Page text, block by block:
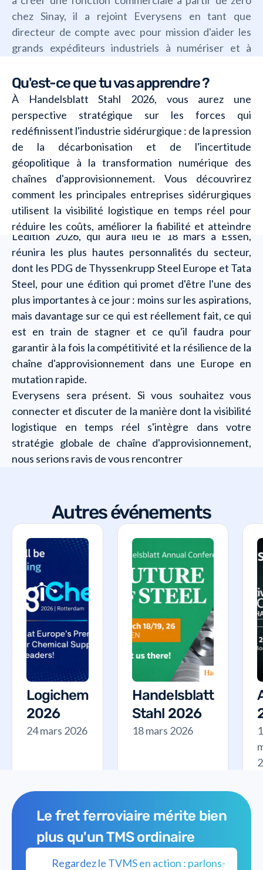
chez Sinay, il a rejoint Everysens en tant que
directeur de compte avec pour mission d'aider les
grands expéditeurs industriels à numériser et à
Qu'est-ce que tu vas apprendre ?
À Handelsblatt Stahl 2026, vous aurez une
perspective stratégique sur les forces qui
redéfinissent l'industrie sidérurgique : de la pression
de la décarbonisation et de l'incertitude
géopolitique à la transformation numérique des
chaînes d'approvisionnement. Vous découvrirez
comment les principales entreprises sidérurgiques
utilisent la visibilité logistique en temps réel pour
réduire les coûts, améliorer la fiabilité et atteindre
leurs objectifs de développement durable.
L'édition 2026, qui aura lieu le 18 mars à Essen,
réunira les plus hautes personnalités du secteur,
dont les PDG de Thyssenkrupp Steel Europe et Tata
Steel, pour une édition qui promet d'être l'une des
plus importantes à ce jour : moins sur les aspirations,
mais davantage sur ce qui est réellement fait, ce qui
est en train de stagner et ce qu'il faudra pour
garantir à la fois la compétitivité et la résilience de la
chaîne d'approvisionnement dans une Europe en
mutation rapide.
Everysens sera présent. Si vous souhaitez vous
connecter et discuter de la manière dont la visibilité
logistique en temps réel s'intègre dans votre
stratégie globale de chaîne d'approvisionnement,
nous serions ravis de vous rencontrer
Autres événements
Logichem
2026
24 mars 2026
Handelsblatt
Stahl 2026
18 mars 2026
Le fret ferroviaire mérite bien
plus qu'un TMS ordinaire
Regardez le TVMS en action : parlons-